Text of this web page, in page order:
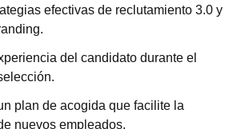
efectivas de reclutamiento 3.0 y
del candidato durante el
plan de acogida que facilite la
nuevos empleados.